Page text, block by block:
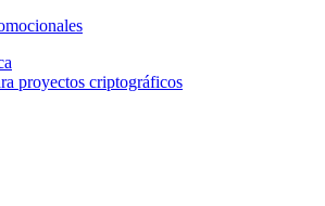
proyectos criptográficos